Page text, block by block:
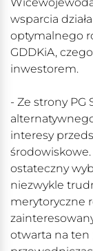
wsparcia
optymalnego
GDDKiA,
inwestorem.
- Ze strony PG
interesy
środowiskowe.
ostateczny
niezwykle
merytoryczne
otwarta na ten